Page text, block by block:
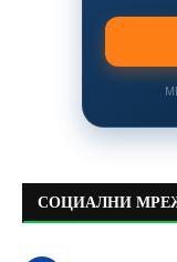
СОЦИАЛНИ